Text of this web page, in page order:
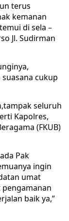
terus
kemanan
di sela –
Jl. Sudirman
cukup
seluruh
Kapolres,
(FKUB)
Pak
ingin
umat
baik ya,”